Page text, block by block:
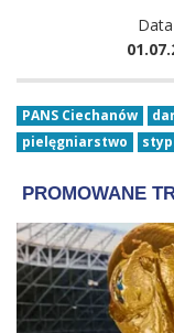
PANS Ciechanów
pielęgniarstwo